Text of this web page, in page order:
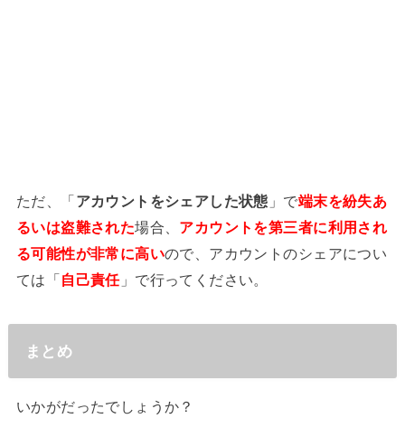
ただ、「アカウントをシェアした状態 」で端末を紛失あ
るいは盗難された場合、 アカウントを第三者に利用され
る可能性が非常に高いので、アカウントのシェアについ
ては「自己責任」で行ってください。
まとめ
いかがだったでしょうか？